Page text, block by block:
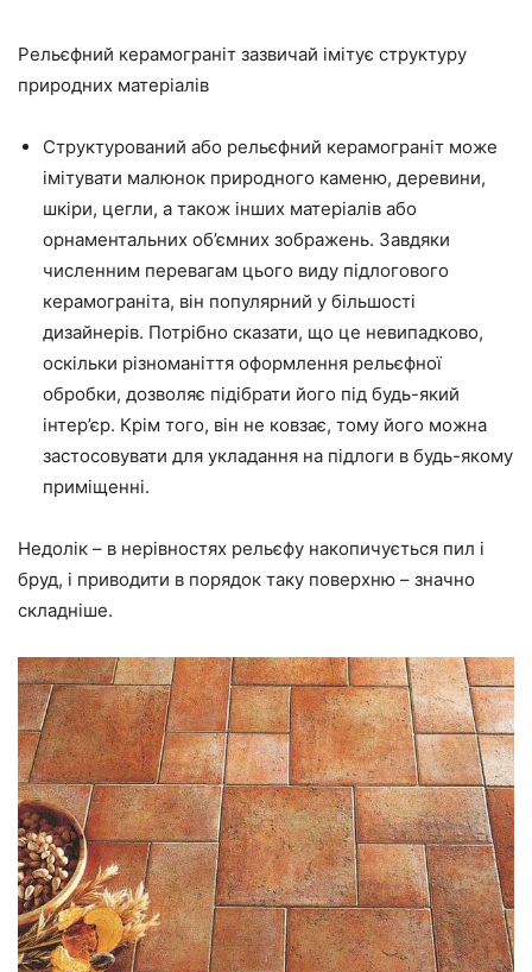
Рельєфний керамограніт зазвичай імітує структуру
природних матеріалів
Структурований або рельєфний керамограніт може
імітувати малюнок природного каменю, деревини,
шкіри, цегли, а також інших матеріалів або
орнаментальних об’ємних зображень. Завдяки
численним перевагам цього виду підлогового
керамограніта, він популярний у більшості
дизайнерів. Потрібно сказати, що це невипадково,
оскільки різноманіття оформлення рельєфної
обробки, дозволяє підібрати його під будь-який
інтер’єр. Крім того, він не ковзає, тому його можна
застосовувати для укладання на підлоги в будь-якому
приміщенні.
Недолік – в нерівностях рельєфу накопичується пил і
бруд, і приводити в порядок таку поверхню – значно
складніше.